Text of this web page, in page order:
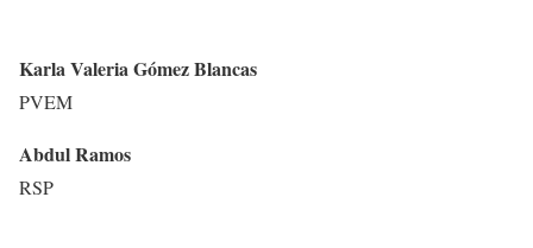
Karla Valeria Gómez Blancas
PVEM
Abdul Ramos
RSP